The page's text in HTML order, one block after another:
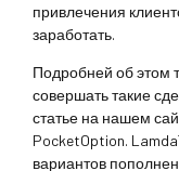
привлечения
заработать.
Подробней об этом
совершать такие
статье на нашем
PocketOption.
вариантов